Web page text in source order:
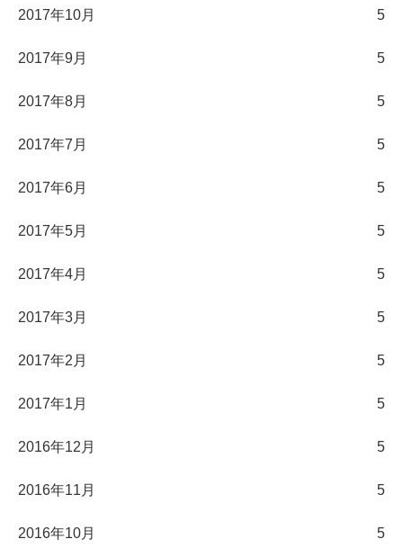
2017年10月 5
2017年9月 5
2017年8月 5
2017年7月 5
2017年6月 5
2017年5月 5
2017年4月 5
2017年3月 5
2017年2月 5
2017年1月 5
2016年12月 5
2016年11月 5
2016年10月 5